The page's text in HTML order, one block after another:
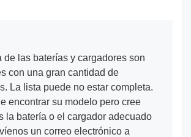
de las baterías y cargadores son
con una gran cantidad de
La lista puede no estar completa.
encontrar su modelo pero cree
la batería o el cargador adecuado
un correo electrónico a